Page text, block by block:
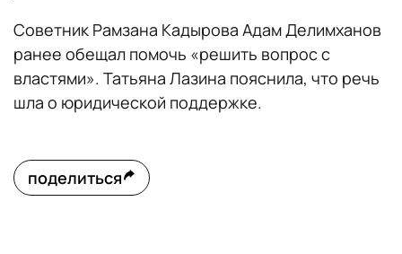
Советник Рамзана Кадырова Адам Делимханов
ранее обещал помочь «решить вопрос с
властями». Татьяна Лазина пояснила, что речь
шла о юридической поддержке.
поделиться